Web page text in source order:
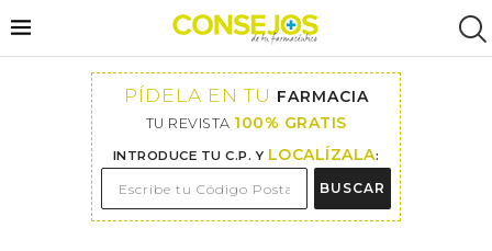
PÍDELA EN TU FARMACIA
TU REVISTA 100% GRATIS
INTRODUCE TU C.P. Y LOCALÍZALA:
BUSCAR